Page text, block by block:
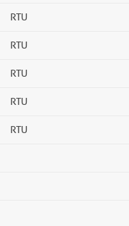
RTU
RTU
RTU
RTU
RTU